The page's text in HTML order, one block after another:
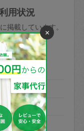
セル＝依頼
9時開始の場
ャンセル料が
依頼料金の
依頼金額の
となるので
い：初めて
いけない点
用状況
掲載しています。
×